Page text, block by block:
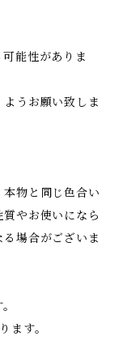
能性がありま
うお願い致しま
物と同じ色合い
やお使いになら
場合がございま
ます。